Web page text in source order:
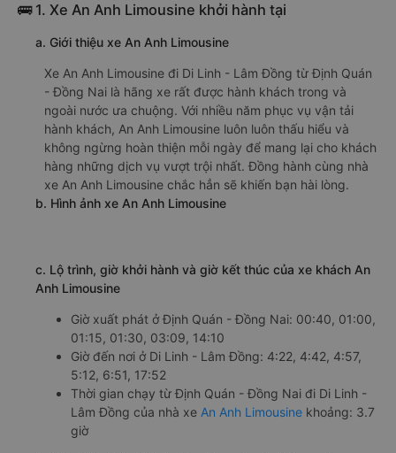
🚌 1. Xe An Anh Limousine khởi hành tại
a. Giới thiệu xe An Anh Limousine
Xe An Anh Limousine đi Di Linh - Lâm Đồng từ Định Quán
- Đồng Nai là hãng xe rất được hành khách trong và
ngoài nước ưa chuộng. Với nhiều năm phục vụ vận tải
hành khách, An Anh Limousine luôn luôn thấu hiểu và
không ngừng hoàn thiện mỗi ngày để mang lại cho khách
hàng những dịch vụ vượt trội nhất. Đồng hành cùng nhà
xe An Anh Limousine chắc hẳn sẽ khiến bạn hài lòng.
b. Hình ảnh xe An Anh Limousine
c. Lộ trình, giờ khởi hành và giờ kết thúc của xe khách An
Anh Limousine
Giờ xuất phát ở Định Quán - Đồng Nai: 00:40, 01:00,
01:15, 01:30, 03:09, 14:10
Giờ đến nơi ở Di Linh - Lâm Đồng: 4:22, 4:42, 4:57,
5:12, 6:51, 17:52
Thời gian chạy từ Định Quán - Đồng Nai đi Di Linh -
Lâm Đồng của nhà xe An Anh Limousine khoảng: 3.7
giờ